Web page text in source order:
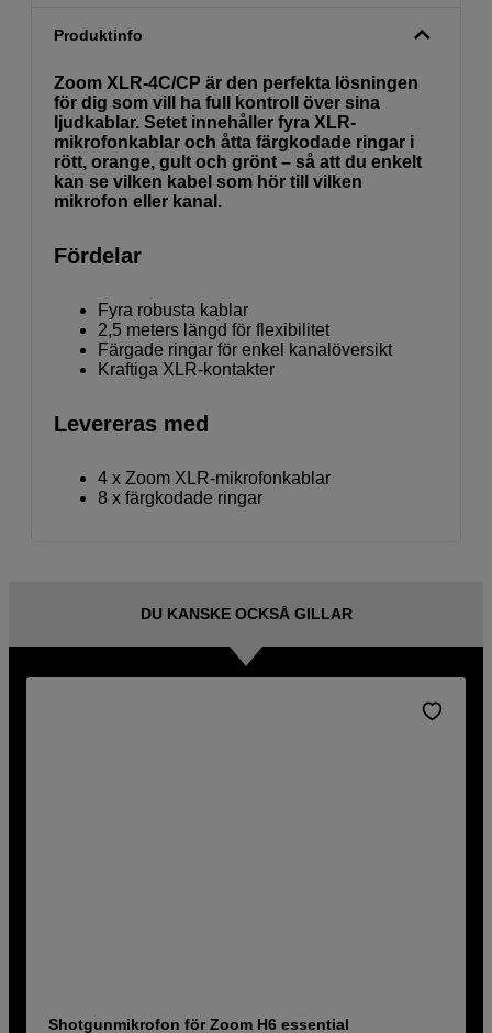
Produktinfo
Zoom XLR-4C/CP är den perfekta lösningen
för dig som vill ha full kontroll över sina
ljudkablar. Setet innehåller fyra XLR-
mikrofonkablar och åtta färgkodade ringar i
rött, orange, gult och grönt – så att du enkelt
kan se vilken kabel som hör till vilken
mikrofon eller kanal.
Fördelar
Fyra robusta kablar
2,5 meters längd för flexibilitet
Färgade ringar för enkel kanalöversikt
Kraftiga XLR-kontakter
Levereras med
4 x Zoom XLR-mikrofonkablar
8 x färgkodade ringar
DU KANSKE OCKSÅ GILLAR
Shotgunmikrofon för Zoom H6 essential